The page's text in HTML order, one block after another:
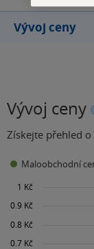
Vývoj ceny
Vývoj ceny
Získejte přehled
Maloobchodní